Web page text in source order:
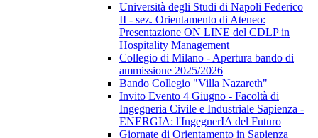
Università degli Studi di Napoli Federico
II - sez. Orientamento di Ateneo:
Presentazione ON LINE del CDLP in
Hospitality Management
Collegio di Milano - Apertura bando di
ammissione 2025/2026
Bando Collegio "Villa Nazareth"
Invito Evento 4 Giugno - Facoltà di
Ingegneria Civile e Industriale Sapienza -
ENERGIA: l'IngegnerIA del Futuro
Giornate di Orientamento in Sapienza